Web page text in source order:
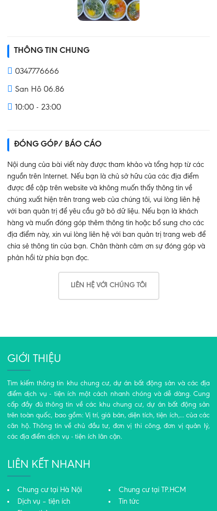
THÔNG TIN CHUNG
0347776666
San Hô 06.86
10:00 - 23:00
ĐÓNG GÓP/ BÁO CÁO
Nội dung của bài viết này được tham khảo và tổng hợp từ các
nguồn trên Internet. Nếu bạn là chủ sở hữu của các địa điểm
được đề cập trên website và không muốn thấy thông tin về
chúng xuất hiện trên trang web của chúng tôi, vui lòng liên hệ
với ban quản trị để yêu cầu gỡ bỏ dữ liệu. Nếu bạn là khách
hàng và muốn đóng góp thêm thông tin hoặc bổ sung cho các
địa điểm này, xin vui lòng liên hệ với ban quản trị trang web để
chia sẻ thông tin của bạn. Chân thành cảm ơn sự đóng góp và
phản hồi từ phía bạn đọc.
LIÊN HỆ VỚI CHÚNG TÔI
GIỚI THIỆU
Tìm kiếm thông tin khu chung cư, dự án bất động sản và các địa
điểm dịch vụ - tiện ích một cách nhanh chóng và dễ dàng. Cung
cấp đầy đủ thông tin về các khu chung cư, dự án bất động sản
trên toàn quốc, bao gồm: Vị trí, giá bán, diện tích, tiện ích,... của các
căn hộ. Thông tin về chủ đầu tư, đơn vị thi công, đơn vị quản lý,
các địa điểm dịch vụ - tiện ích lân cận.
LIÊN KẾT NHANH
Chung cư tại Hà Nội
Chung cư tại TP.HCM
Dịch vụ – tiện ích
Tin tức